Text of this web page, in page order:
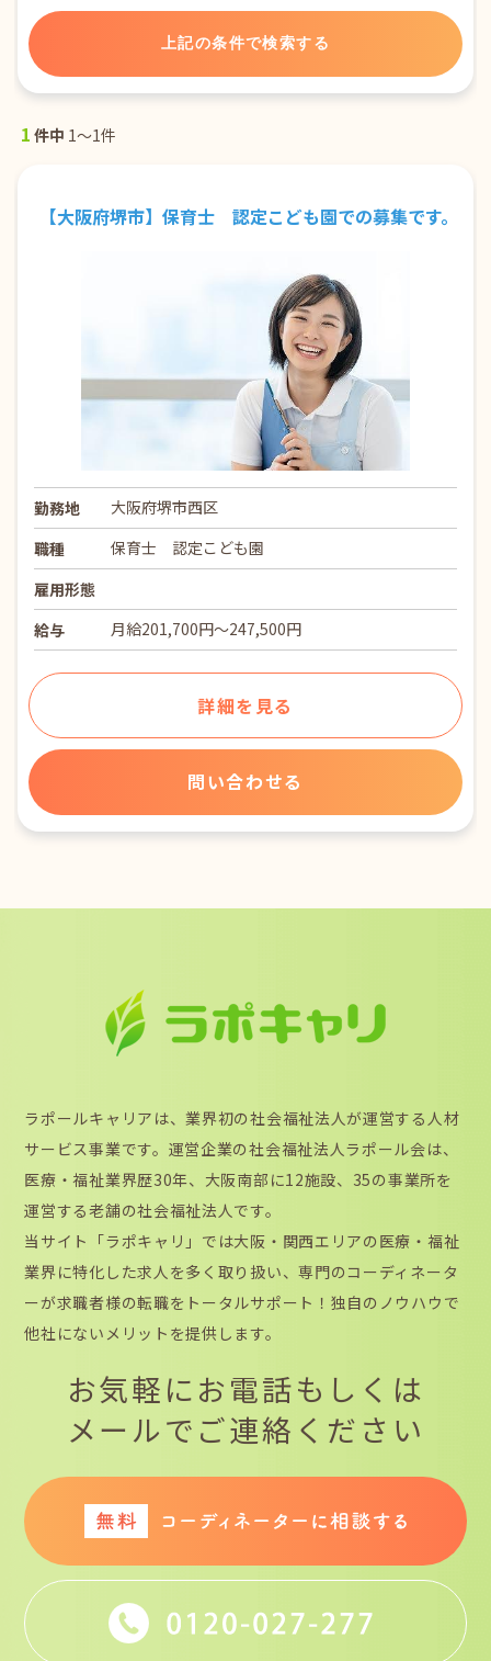
1 件中 1～1件
【大阪府堺市】保育士 認定こども園での募集です。
勤務地
大阪府堺市西区
職種
保育士 認定こども園
雇用形態
給与
月給201,700円〜247,500円
詳細を見る
問い合わせる
ラポールキャリアは、業界初の社会福祉法人が運営する人材
サービス事業です。運営企業の社会福祉法人ラポール会は、
医療・福祉業界歴30年、大阪南部に12施設、35の事業所を
運営する老舗の社会福祉法人です。
当サイト「ラポキャリ」では大阪・関西エリアの医療・福祉
業界に特化した求人を多く取り扱い、専門のコーディネータ
ーが求職者様の転職をトータルサポート！独自のノウハウで
他社にないメリットを提供します。
お気軽にお電話もしくは
メールでご連絡ください